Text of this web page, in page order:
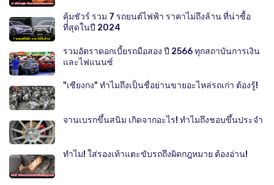
คุ้มชัวร์ รวม 7 รถยนต์ไฟฟ้า ราคาไม่ถึงล้าน ที่น่าซื้อ
ที่สุดในปี 2024
รวมอัตราดอกเบี้ยรถมือสอง ปี 2566 ทุกสถาบันการเงิน
และไฟแนนซ์
"เซียงกง" ทำไมถึงเป็นชื่อย่านขายอะไหล่รถเก่า ต้องรู้!
จานเบรกขึ้นสนิม เกิดจากอะไร! ทำไมถึงชอบขึ้นประจำ
ทำไม! ใส่รองเท้าแตะขับรถถึงผิดกฎหมาย ต้องอ่าน!